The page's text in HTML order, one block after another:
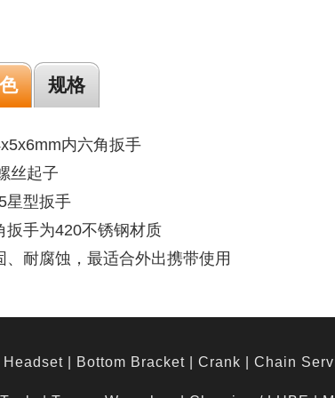
规格
内六角扳手
丝起子
星型扳手
扳手为420不锈钢材质
、耐腐蚀，最适合外出携带使用
Headset Bottom Bracket Crank Chain